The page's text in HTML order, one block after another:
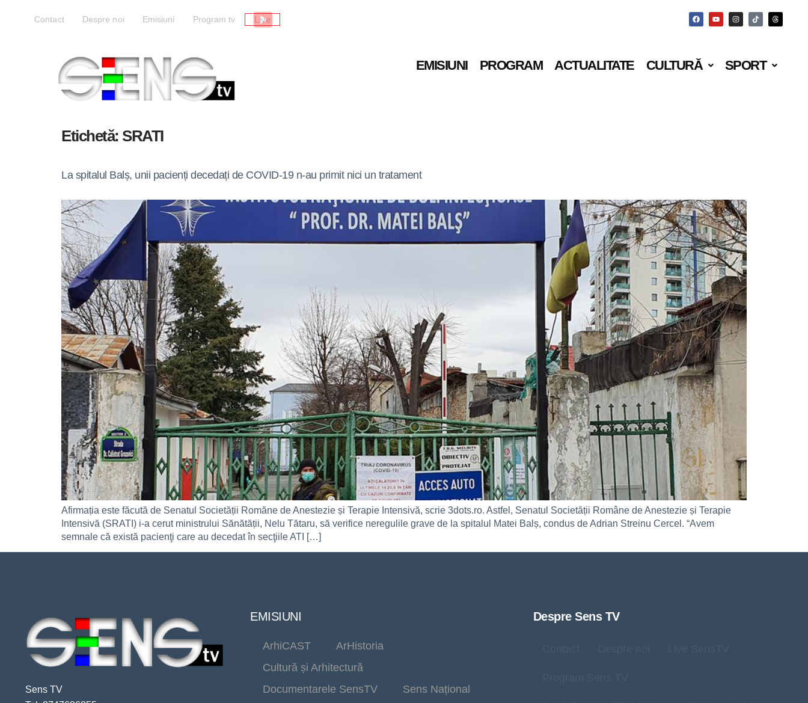
Contact Despre noi Emisiuni Program tv Live
EMISIUNI PROGRAM ACTUALITATE CULTURĂ SPORT
Etichetă: SRATI
La spitalul Balș, unii pacienți decedați de COVID-19 n-au primit nici un tratament
Afirmația este făcută de Senatul Societății Romăne de Anestezie și Terapie Intensivă, scrie 3dots.ro. Astfel, Senatul Societății Române de Anestezie și Terapie
Intensivă (SRATI) i-a cerut ministrului Sănătății, Nelu Tătaru, să verifice neregulile grave de la spitalul Matei Balș, condus de Adrian Streinu Cercel. “Avem
semnale că există pacienţi care au decedat în secţiile ATI […]
Sens TV
EMISIUNI
ArhiCAST
ArHistoria
Cultură și Arhitectură
Documentarele SensTV
Sens Național
Despre Sens TV